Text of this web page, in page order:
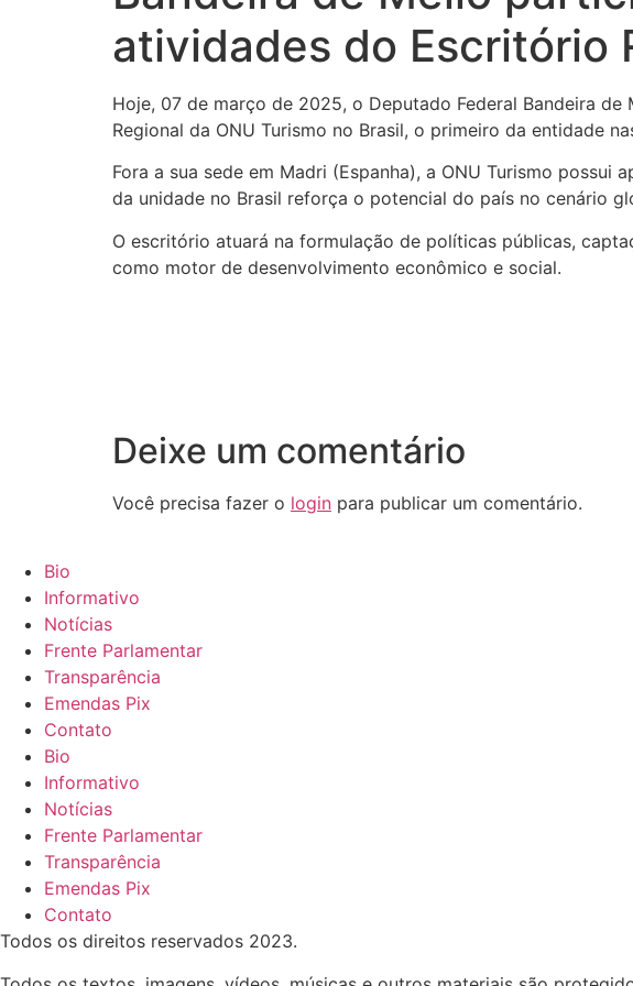
atividades do Escritório
Hoje, 07 de março de 2025, o Deputado Federal Bandeira
Regional da ONU Turismo no Brasil, o primeiro da entidade
Fora a sua sede em Madri (Espanha), a ONU Turismo
da unidade no Brasil reforça o potencial do país no cenário
O escritório atuará na formulação de políticas públicas,
como motor de desenvolvimento econômico e social.
Deixe um comentário
Você precisa fazer o login para publicar um comentário.
Bio
Informativo
Notícias
Frente Parlamentar
Transparência
Emendas Pix
Contato
Bio
Informativo
Notícias
Frente Parlamentar
Transparência
Emendas Pix
Contato
Todos os direitos reservados 2023.